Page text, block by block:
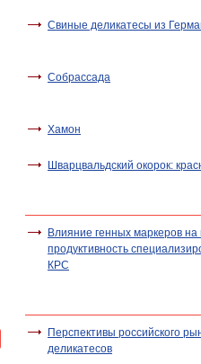
Свиные деликатесы из
Собрассада
Хамон
Шварцвальдский окорок:
Влияние генных маркеров
продуктивность
КРС
Перспективы российского
деликатесов